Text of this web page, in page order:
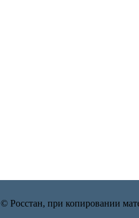
© Росстан, при копировании